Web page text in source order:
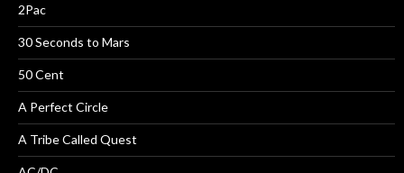
2Pac
30 Seconds to Mars
50 Cent
A Perfect Circle
A Tribe Called Quest